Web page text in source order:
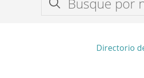
Directorio